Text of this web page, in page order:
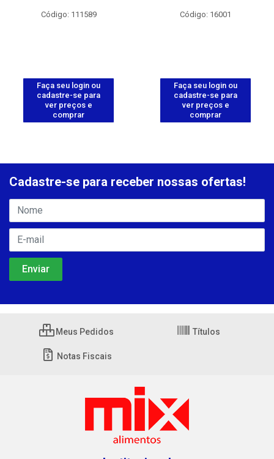
Código: 111589
Faça seu login ou
cadastre-se para
ver preços e
comprar
Código: 16001
Faça seu login ou
cadastre-se para
ver preços e
comprar
Cadastre-se para receber nossas ofertas!
Meus Pedidos Títulos
Notas Fiscais